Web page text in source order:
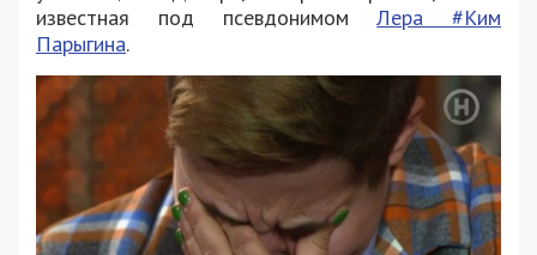
известная под псевдонимомЛера #Ким
Парыгина.